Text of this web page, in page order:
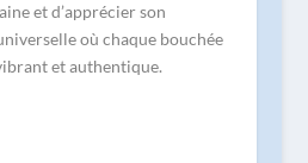
et d’apprécier son
où chaque bouchée
et authentique.